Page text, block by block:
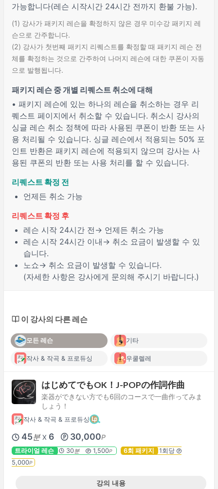
가능합니다(레슨 시작시간 24시간 전까지 환불 가능).
(1) 강사가 패키지 레슨을 확정하지 않은 경우 미수강 패키지 레
슨으로 간주합니다.
(2) 강사가 첫번째 패키지 리퀘스트를 확정할 때 패키지 레슨 전
체를 확정하는 것으로 간주하여 나머지 레슨에 대한 쿠폰이 자동
으로 발행됩니다.
패키지 레슨 중 개별 리퀘스트 취소에 대해
• 패키지 레슨에 있는 하나의 레슨을 취소하는 경우 리
퀘스트 페이지에서 취소할 수 있습니다. 취소시 강사의
싱글 레슨 취소 정책에 따라 사용된 쿠폰이 반환 또는 사
용 처리될 수 있습니다. 싱글 레슨에서 적용되는 50% 포
인트 반환은 패키지 레슨에 적용되지 않으며 강사는 사
용된 쿠폰의 반환 또는 사용 처리를 할 수 있습니다.
리퀘스트 확정 전
언제든 취소 가능
리퀘스트 확정 후
레슨 시작 24시간 전 → 언제든 취소 가능
레슨 시작 24시간 이내 → 취소 요금이 발생할 수 있
습니다.
노쇼→ 취소 요금이 발생할 수 있습니다.
(자세한 사항은 강사에게 문의해 주시기 바랍니다.)
이 강사의 다른 레슨
모든 레슨 기타
작사 & 작곡 & 프로듀싱 우쿨렐레
はじめてでもOK！J-POPの作詞作曲
楽器ができない方でも6回のコースで一曲作ってみま
しょう！
작사 & 작곡 & 프로듀싱
45분 X 6 30,000P
트라이얼 레슨 30분 1,500P 6회 패키지
1회당
5,000P
강의 내용